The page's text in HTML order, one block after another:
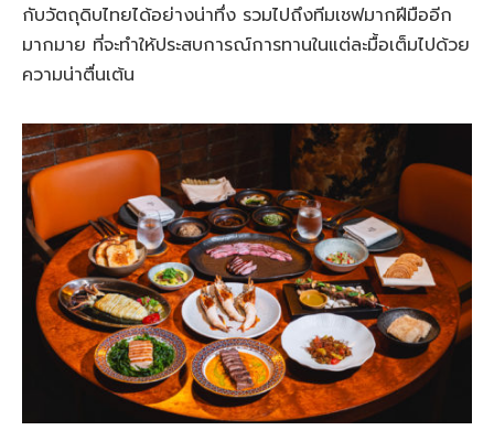
กับวัตถุดิบไทยได้อย่างน่าทึ่ง รวมไปถึงทีมเชฟมากฝีมืออีก
มากมาย ที่จะทำให้ประสบการณ์การทานในแต่ละมื้อเต็มไปด้วย
ความน่าตื่นเต้น